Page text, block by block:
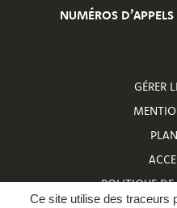
Ce site utilise des traceurs
NUMÉROS D’APPELS
GÉRER
POLITIQUE